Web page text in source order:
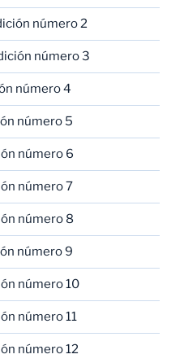
número 2
número 3
número 4
número 5
número 6
número 7
número 8
número 9
número 10
número 11
número 12